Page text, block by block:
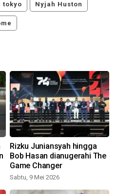
tokyo Nyjah Huston
Rizku Juniansyah hingga
Bob Hasan dianugerahi The
Game Changer
Sabtu, 9 Mei 2026